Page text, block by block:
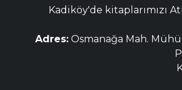
Kadiköy'de kitaplarımızı
Adres: Osmanağa Mah.